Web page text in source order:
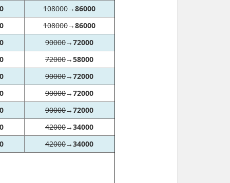
108000→86000
108000→86000
90000→72000
72000→58000
90000→72000
90000→72000
90000→72000
42000→34000
42000→34000